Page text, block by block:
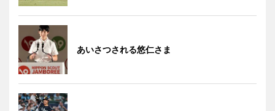
あいさつされる悠仁さま